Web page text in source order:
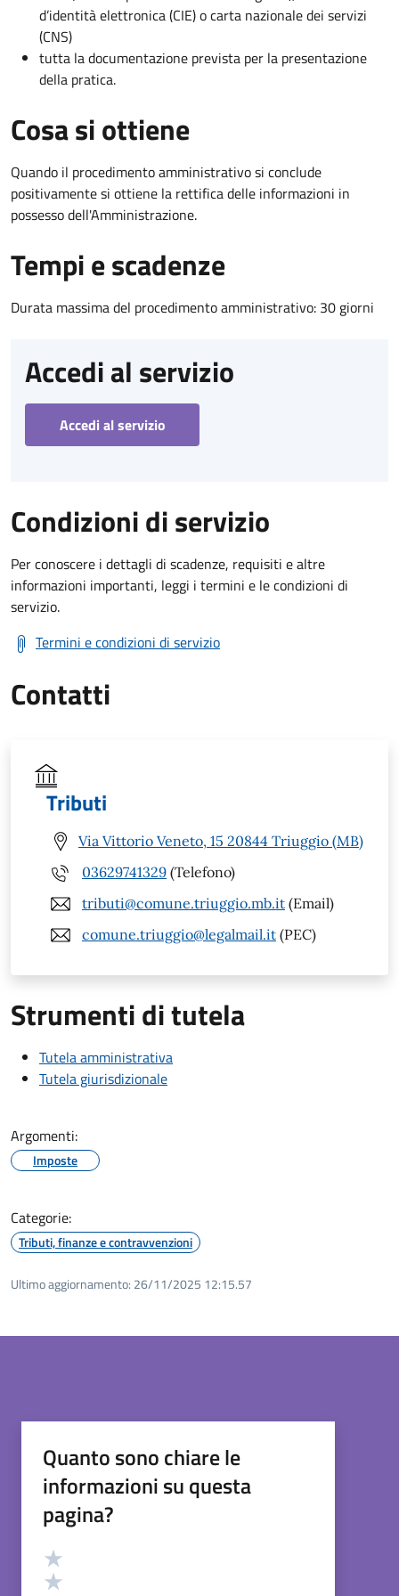
d’identità elettronica (CIE) o carta nazionale dei servizi
(CNS)
tutta la documentazione prevista per la presentazione
della pratica.
Cosa si ottiene
Quando il procedimento amministrativo si conclude
positivamente si ottiene la rettifica delle informazioni in
possesso dell'Amministrazione.
Tempi e scadenze
Durata massima del procedimento amministrativo: 30 giorni
Accedi al servizio
Accedi al servizio
Condizioni di servizio
Per conoscere i dettagli di scadenze, requisiti e altre
informazioni importanti, leggi i termini e le condizioni di
servizio.
Termini e condizioni di servizio
Contatti
Tributi
Via Vittorio Veneto, 15 20844 Triuggio (MB)
03629741329 (Telefono)
tributi@comune.triuggio.mb.it (Email)
comune.triuggio@legalmail.it (PEC)
Strumenti di tutela
Tutela amministrativa
Tutela giurisdizionale
Argomenti:
Imposte
Categorie:
Tributi, finanze e contravvenzioni
Ultimo aggiornamento: 26/11/2025 12:15.57
Quanto sono chiare le
informazioni su questa
pagina?
Valutazione